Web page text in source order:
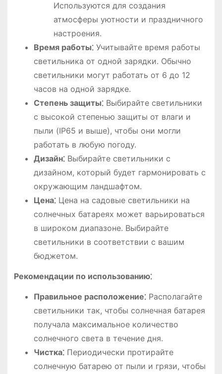
Используются для создания
атмосферы уютности и праздничного
настроения.
Время работы⁚Учитывайте время работы
светильника от одной зарядки. Обычно
светильники могут работать от 6 до 12
часов на одной зарядке.
Степень защиты⁚Выбирайте светильники
с высокой степенью защиты от влаги и
пыли (IP65 и выше), чтобы они могли
работать в любую погоду.
Дизайн⁚Выбирайте светильники с
дизайном, который будет гармонировать с
окружающим ландшафтом.
Цена⁚Цена на садовые светильники на
солнечных батареях может варьироваться
в широком диапазоне. Выбирайте
светильники в соответствии с вашим
бюджетом.
Рекомендации по использованию⁚
Правильное расположение⁚Располагайте
светильники так, чтобы солнечная батарея
получала максимальное количество
солнечного света в течение дня.
Чистка⁚Периодически протирайте
солнечную батарею от пыли и грязи, чтобы